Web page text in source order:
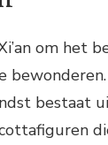
om het
bewonderen.
bestaat